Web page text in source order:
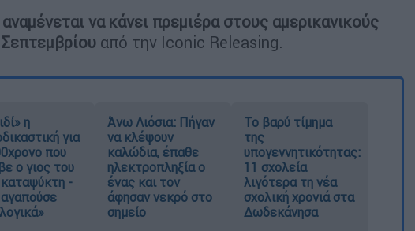
αναμένεται να κάνει πρεμιέρα στους αμερικανικούς
από την Iconic Releasing.
η
για
που
ο γιος του
-
Άνω Λιόσια: Πήγαν
να κλέψουν
καλώδια, έπαθε
ηλεκτροπληξία ο
ένας και τον
άφησαν νεκρό στο
σημείο
Το βαρύ τίμημα
της
υπογεννητικότητας:
11 σχολεία
λιγότερα τη νέα
σχολική χρονιά στα
Δωδεκάνησα